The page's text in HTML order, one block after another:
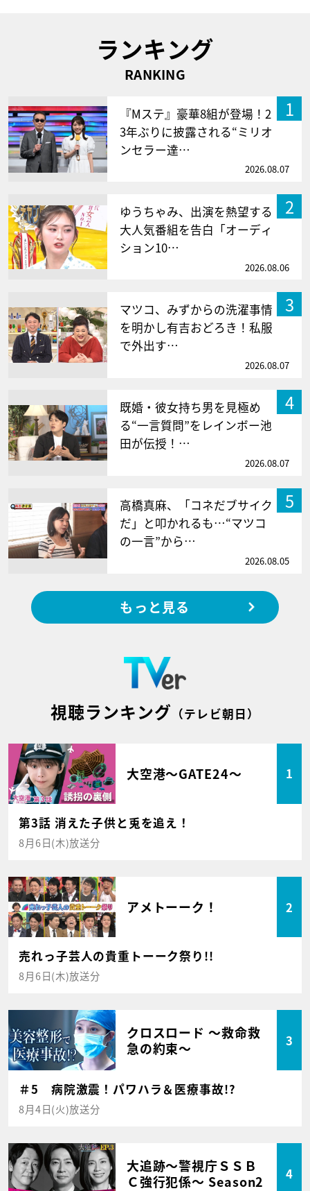
ランキング
RANKING
1
『Mステ』豪華8組が登場！2
3年ぶりに披露される“ミリオ
ンセラー達…
2026.08.07
2
ゆうちゃみ、出演を熱望する
大人気番組を告白「オーディ
ション10…
2026.08.06
3
マツコ、みずからの洗濯事情
を明かし有吉おどろき！私服
で外出す…
2026.08.07
4
既婚・彼女持ち男を見極め
る“一言質問”をレインボー池
田が伝授！…
2026.08.07
5
高橋真麻、「コネだブサイク
だ」と叩かれるも…“マツコ
の一言”から…
2026.08.05
もっと見る
視聴ランキング （テレビ朝日）
大空港～GATE24～ 1
第3話 消えた子供と兎を追え！
8月6日(木)放送分
アメトーーク！ 2
売れっ子芸人の貴重トーーク祭り!!
8月6日(木)放送分
クロスロード ～救命救
急の約束～
3
＃5 病院激震！パワハラ＆医療事故!?
8月4日(火)放送分
大追跡～警視庁ＳＳＢ
Ｃ強行犯係～ Season2
4